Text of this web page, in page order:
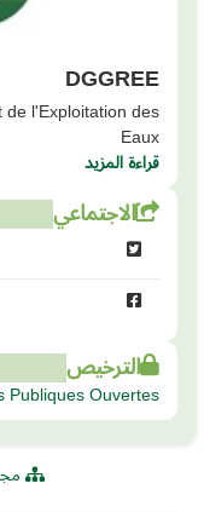
DGGREE
de l'Exploitation des
Eaux
قراءة المزيد
الاجتماعي
الترخيص
Publiques Ouvertes